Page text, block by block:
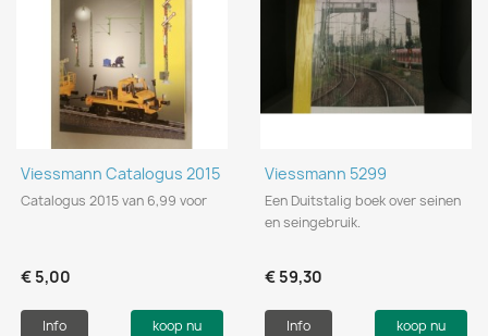
Viessmann Catalogus 2015
Catalogus 2015 van 6,99 voor
€ 5,00
Info koop nu
Viessmann 5299
Een Duitstalig boek over seinen
en seingebruik.
€ 59,30
Info koop nu